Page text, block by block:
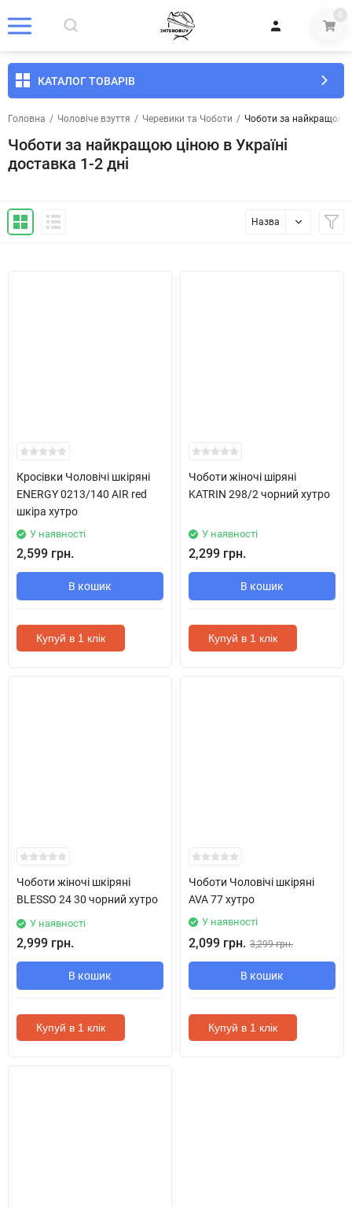
0
КАТАЛОГ ТОВАРІВ
Головна / Чоловіче взуття / Черевики та Чоботи / Чоботи за найкращою
Чоботи за найкращою ціною в Україні
доставка 1-2 дні
Назва
Кросівки Чоловічі шкіряні
ENERGY 0213/140 AIR red
шкіра хутро
У наявності
2,599 грн.
В кошик
Купуй в 1 клік
Чоботи жіночі шіряні
KATRIN 298/2 чорний хутро
У наявності
2,299 грн.
В кошик
Купуй в 1 клік
Чоботи жіночі шкіряні
BLESSO 24 30 чорний хутро
У наявності
2,999 грн.
В кошик
Купуй в 1 клік
Чоботи Чоловічі шкіряні
AVA 77 хутро
У наявності
2,099 грн. 3,299 грн.
В кошик
Купуй в 1 клік